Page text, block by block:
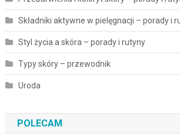
Składniki aktywne w pielęgnacji – porady i
Styl życia a skóra – porady i rutyny
Typy skóry – przewodnik
Uroda
POLECAM